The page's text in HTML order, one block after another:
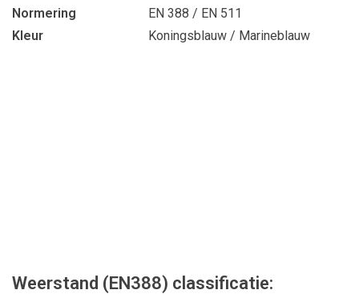
Normering
EN 388 / EN 511
Kleur
Koningsblauw / Marineblauw
Weerstand (EN388) classificatie: